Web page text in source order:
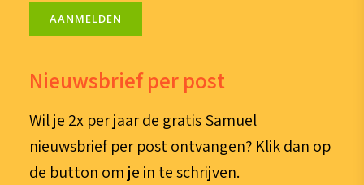
AANMELDEN
Nieuwsbrief per post
Wil je 2x per jaar de gratis Samuel
nieuwsbrief per post ontvangen? Klik dan op
de button om je in te schrijven.